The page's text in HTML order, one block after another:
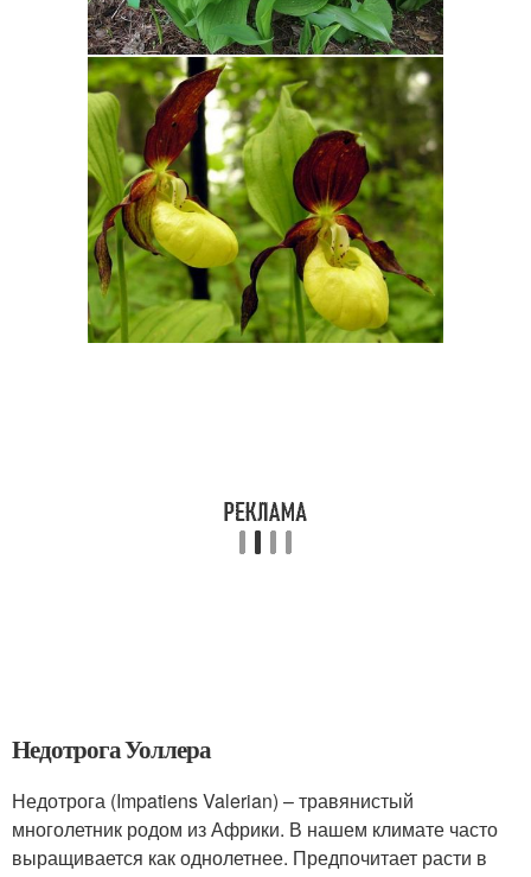
Недотрога Уоллера
Недотрога (Impatiens Valerian) – травянистый
многолетник родом из Африки. В нашем климате часто
выращивается как однолетнее. Предпочитает расти в